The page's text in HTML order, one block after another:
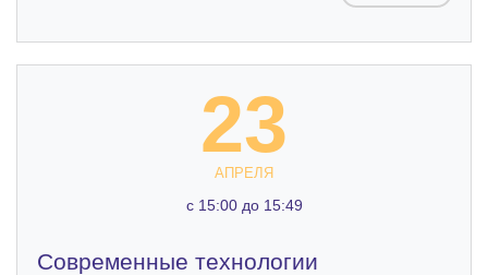
23
АПРЕЛЯ
c 15:00 до 15:49
Современные технологии